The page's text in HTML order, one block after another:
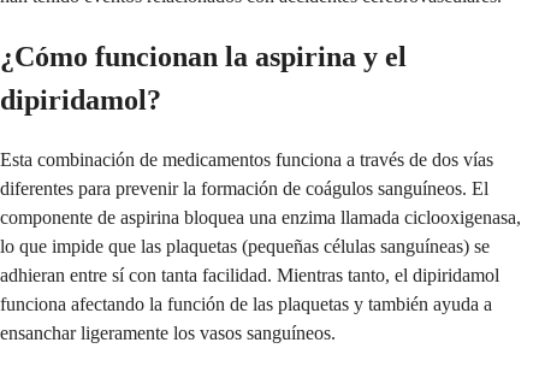
¿Cómo funcionan la aspirina y el
dipiridamol?
Esta combinación de medicamentos funciona a través de dos vías
diferentes para prevenir la formación de coágulos sanguíneos. El
componente de aspirina bloquea una enzima llamada ciclooxigenasa,
lo que impide que las plaquetas (pequeñas células sanguíneas) se
adhieran entre sí con tanta facilidad. Mientras tanto, el dipiridamol
funciona afectando la función de las plaquetas y también ayuda a
ensanchar ligeramente los vasos sanguíneos.